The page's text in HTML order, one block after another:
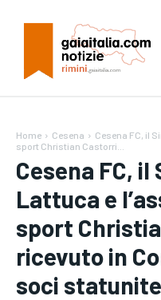
Home Cesena
Cesena FC, il
sport Christian Castorri...
Cesena FC, il
Lattuca e
sport
ricevuto in
soci